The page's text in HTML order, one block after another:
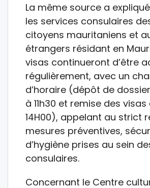
La même source a
les services consulaires
citoyens mauritaniens et
étrangers résidant en
visas continueront d’être
régulièrement, avec un
d’horaire (dépôt de
à 11h30 et remise des visas
14H00), appelant au strict
mesures préventives,
d’hygiène prises au sein
consulaires.
Concernant le Centre